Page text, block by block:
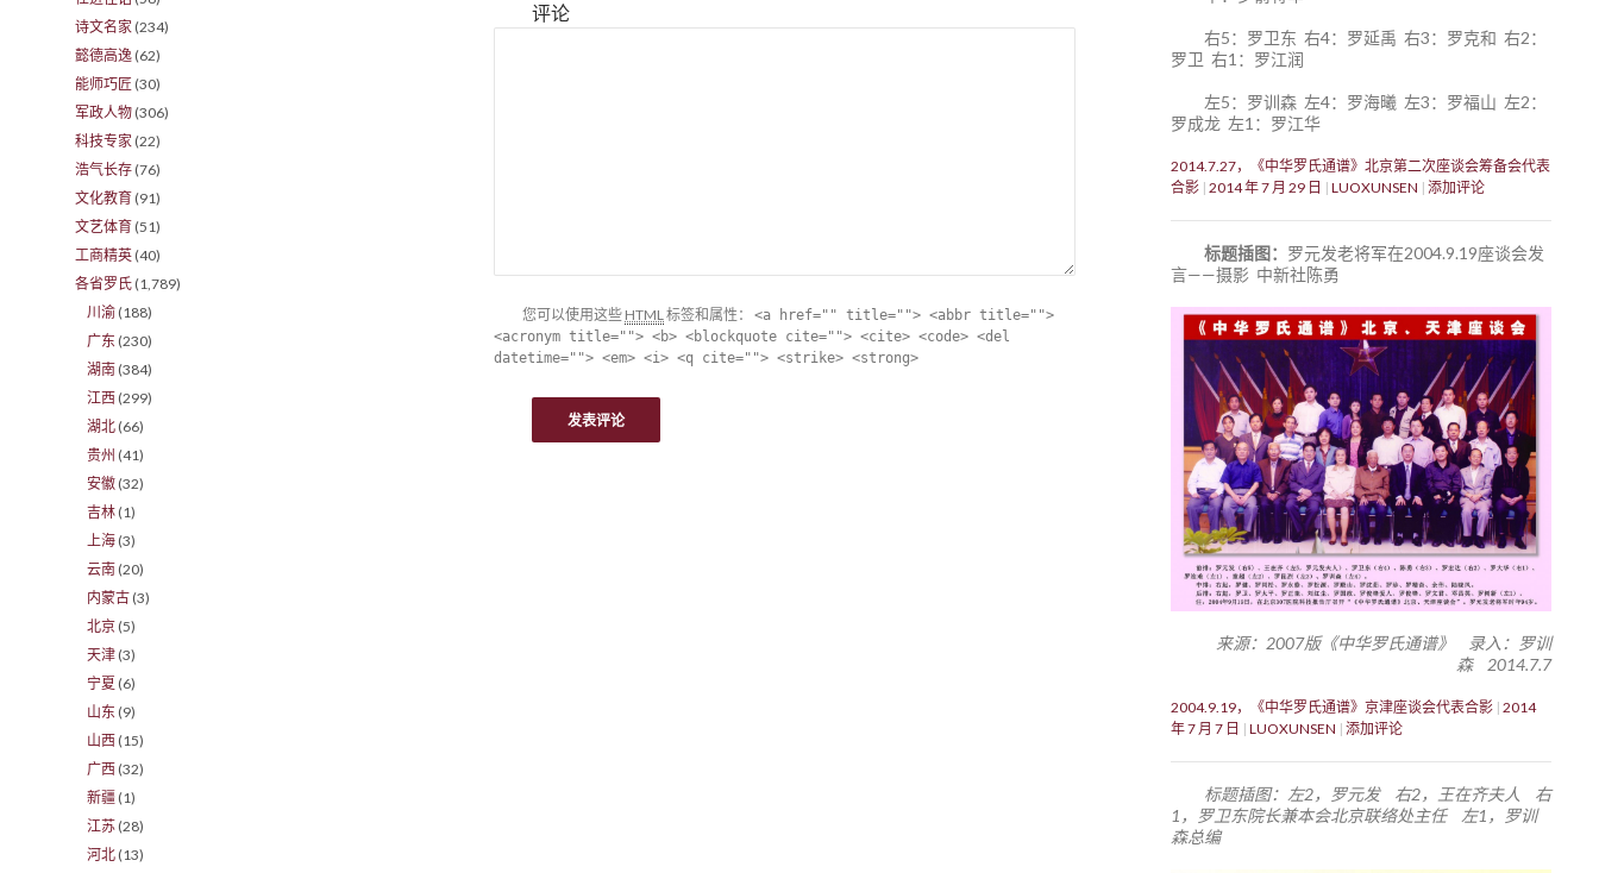
评论
您可以使用这些 HTML标签和属性： <a href="" title=""> <abbr title="">
<acronym title=""> <b> <blockquote cite=""> <cite> <code> <del
datetime=""> <em> <i> <q cite=""> <strike> <strong>
右5：罗卫东 右4：罗延禹 右3：罗克和 右2：
罗卫 右1：罗江润
左5：罗训森 左4：罗海曦 左3：罗福山 左2：
罗成龙 左1：罗江华
2014.7.27，《中华罗氏通谱》北京第二次座谈会筹备会代表
合影 2014 年 7 月 29 日 LUOXUNSEN 添加评论
标题插图： 罗元发老将军在2004.9.19座谈会发
言——摄影 中新社陈勇
来源：2007版《中华罗氏通谱》 录入：罗训
森 2014.7.7
2004.9.19，《中华罗氏通谱》京津座谈会代表合影 2014
年 7 月 7 日
LUOXUNSEN 添加评论
标题插图：左2，罗元发 右2，王在齐夫人 右
1，罗卫东院长兼本会北京联络处主任 左1，罗训
森总编
诗文名家 (234)
懿德高逸 (62)
能师巧匠 (30)
军政人物 (306)
科技专家 (22)
浩气长存 (76)
文化教育 (91)
文艺体育 (51)
工商精英 (40)
各省罗氏 (1,789)
川渝 (188)
广东 (230)
湖南 (384)
江西 (299)
湖北 (66)
贵州 (41)
安徽 (32)
吉林 (1)
上海 (3)
云南 (20)
内蒙古 (3)
北京 (5)
天津 (3)
宁夏 (6)
山东 (9)
山西 (15)
广西 (32)
新疆 (1)
江苏 (28)
河北 (13)